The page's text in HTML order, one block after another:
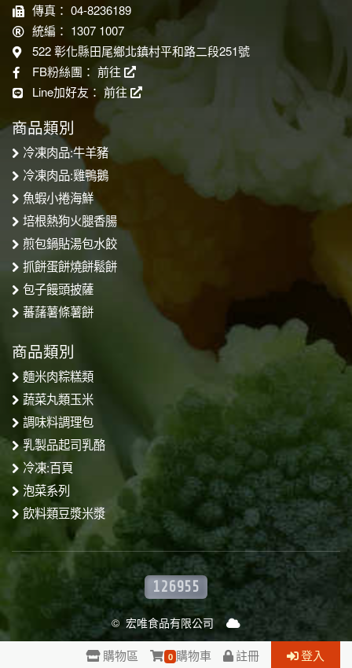
購物區 0 購物車 註冊 登入
傳真： 04-8236189
統編： 1307 1007
522 彰化縣田尾鄉北鎮村平和路二段251號
FB粉絲團： 前往
Line加好友： 前往
商品類別
冷凍肉品:牛羊豬
冷凍肉品:雞鴨鵝
魚蝦小捲海鮮
培根熱狗火腿香腸
煎包鍋貼湯包水餃
抓餅蛋餅燒餅鬆餅
包子饅頭披薩
蕃藷薯條薯餅
商品類別
麵米肉粽糕類
蔬菜丸類玉米
調味料調理包
乳製品起司乳酪
冷凍:百頁
泡菜系列
飲料類豆漿米漿
126955
© 宏唯食品有限公司